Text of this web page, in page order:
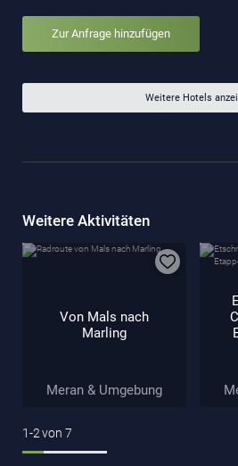
Zur Anfrage hinzufügen
Weitere Hotels
Weitere Aktivitäten
Von Mals nach
Marling
Meran & Umgebung
1-2von 7